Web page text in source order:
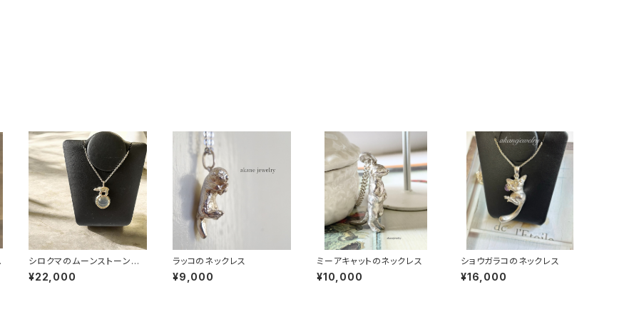
シロクマのムーンストーンネ
ックレス
¥22,000
ラッコのネックレス
¥9,000
ミーアキャットのネックレス
¥10,000
ショウガラコのネックレス
¥16,000